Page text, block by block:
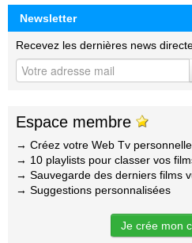
Newsletter
Recevez les dernières news
Espace membre
→ Créez votre Web Tv personnelle
→ 10 playlists pour classer vos
→ Sauvegarde des derniers films
→ Suggestions personnalisées
Je crée mon